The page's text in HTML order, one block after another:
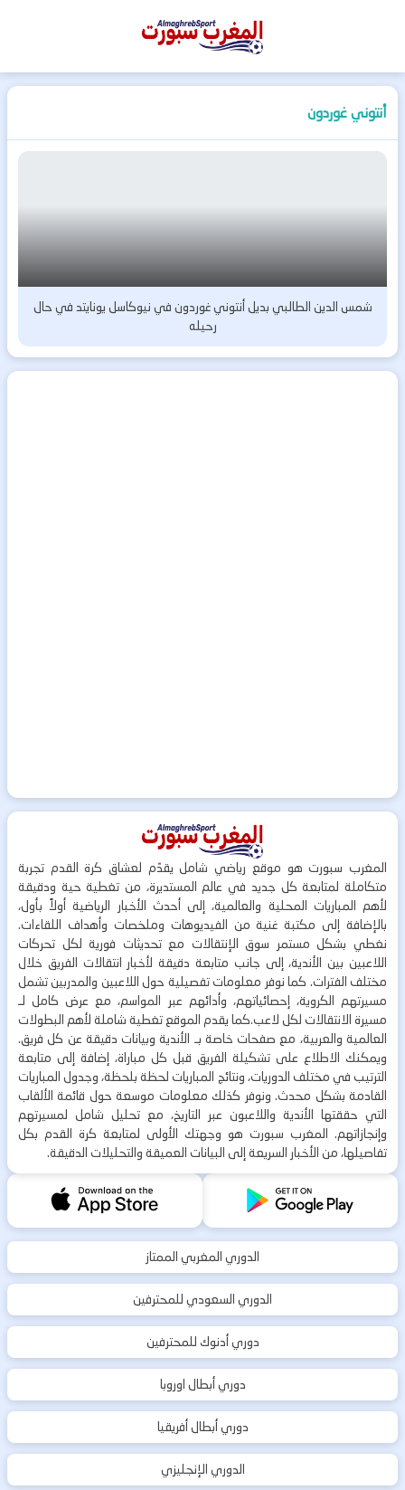
المغرب
أنتوني غوردون
شمس الدين الطالبي بديل أنتوني غوردون في نيوكاسل يونايتد في حال
رحيله
المغرب سبورت هو موقع رياضي شامل يقدّم لعشاق كرة القدم تجربة
متكاملة لمتابعة كل جديد في عالم المستديرة، من تغطية حية ودقيقة
لأهم المباريات المحلية والعالمية، إلى أحدث الأخبار الرياضية أولاً بأول،
بالإضافة إلى مكتبة غنية من الفيديوهات وملخصات وأهداف اللقاءات.
نغطي بشكل مستمر سوق الإنتقالات مع تحديثات فورية لكل تحركات
اللاعبين بين الأندية، إلى جانب متابعة دقيقة لأخبار انتقالات الفريق خلال
مختلف الفترات. كما نوفر معلومات تفصيلية حول اللاعبين والمدربين تشمل
مسيرتهم الكروية، إحصائياتهم، وأدائهم عبر المواسم، مع عرض كامل لـ
مسيرة الانتقالات لكل لاعب.كما يقدم الموقع تغطية شاملة لأهم البطولات
العالمية والعربية، مع صفحات خاصة بـ الأندية وبيانات دقيقة عن كل فريق.
ويمكنك الاطلاع على تشكيلة الفريق قبل كل مباراة، إضافة إلى متابعة
الترتيب في مختلف الدوريات، ونتائج المباريات لحظة بلحظة، وجدول المباريات
القادمة بشكل محدث. ونوفر كذلك معلومات موسعة حول قائمة الألقاب
التي حققتها الأندية واللاعبون عبر التاريخ، مع تحليل شامل لمسيرتهم
وإنجازاتهم. المغرب سبورت هو وجهتك الأولى لمتابعة كرة القدم بكل
تفاصيلها، من الأخبار السريعة إلى البيانات العميقة والتحليلات الدقيقة.
الدوري المغربي الممتاز
الدوري السعودي للمحترفين
دوري أدنوك للمحترفين
دوري أبطال اوروبا
دوري أبطال أفريقيا
الدوري الإنجليزي